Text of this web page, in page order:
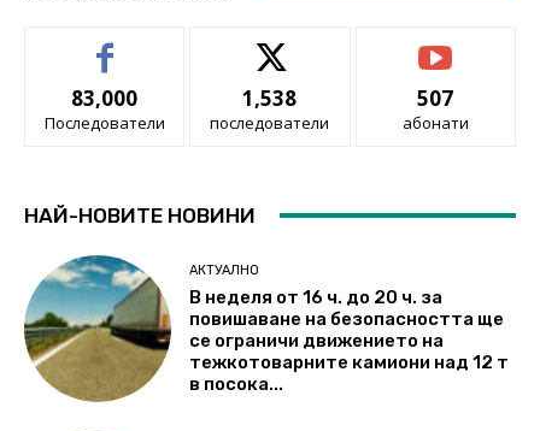
83,000
Последователи
1,538
последователи
507
абонати
НАЙ-НОВИТЕ НОВИНИ
АКТУАЛНО
В неделя от 16 ч. до 20 ч. за
повишаване на безопасността ще
се ограничи движението на
тежкотоварните камиони над 12 т
в посока...